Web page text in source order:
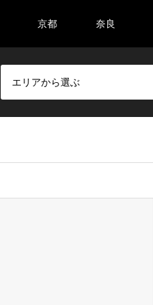
京都 奈良
エリアから選ぶ